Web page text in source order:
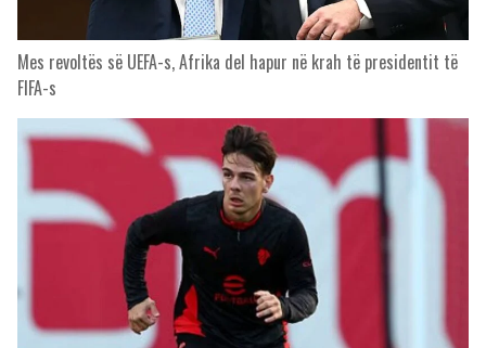
Mes revoltës së UEFA-s, Afrika del hapur në krah të presidentit të
FIFA-s